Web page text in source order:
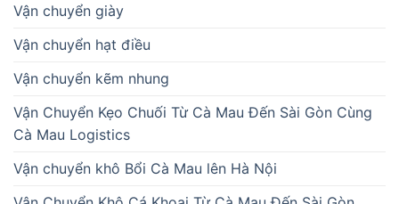
Vận chuyển giày
Vận chuyển hạt điều
Vận chuyển kẽm nhung
Vận Chuyển Kẹo Chuối Từ Cà Mau Đến Sài Gòn Cùng
Cà Mau Logistics
Vận chuyển khô Bổi Cà Mau lên Hà Nội